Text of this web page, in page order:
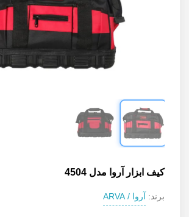
کیف ابزار آروا مدل 4504
برند: آروا / ARVA